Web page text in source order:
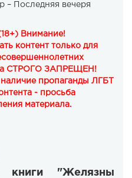
– Последняя вечеря
Внимание!
контент только для
СТРОГО ЗАПРЕЩЕН!
наличие пропаганды ЛГБТ
- просьба
материала.
книги "Желязны